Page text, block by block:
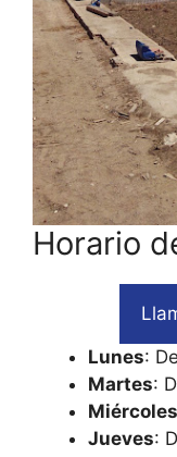
Horario
Lunes:
Martes:
Miércoles
Jueves: